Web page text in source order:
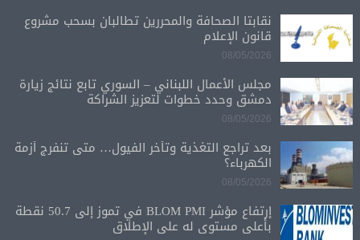
نقابتا الصحافة والمحررين تطالبان بسحب مشروع
قانون الإعلام
08/05/2026
مجلس الأعمال اللبناني – السوري تابع نتائج زيارة
دمشق وحدد خطوات لتعزيز الشراكة
08/05/2026
بعد تراجع التغذية وتأخر الفيول… متى تنفرج أزمة
الكهرباء؟
08/05/2026
إرتفاع مؤشر BLOM PMI في تموز إلى 50.7 نقطة
بأعلى مستوى له على الإطلاق